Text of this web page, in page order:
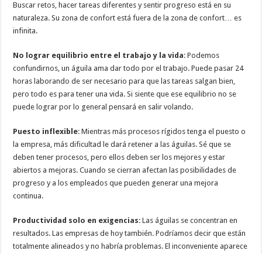
Buscar retos, hacer tareas diferentes y sentir progreso está en su
naturaleza. Su zona de confort está fuera de la zona de confort… es
infinita.
No lograr equilibrio entre el trabajo y la vida: Podemos
confundirnos, un águila ama dar todo por el trabajo. Puede pasar 24
horas laborando de ser necesario para que las tareas salgan bien,
pero todo es para tener una vida. Si siente que ese equilibrio no se
puede lograr por lo general pensará en salir volando.
Puesto inflexible: Mientras más procesos rígidos tenga el puesto o
la empresa, más dificultad le dará retener a las águilas. Sé que se
deben tener procesos, pero ellos deben ser los mejores y estar
abiertos a mejoras. Cuando se cierran afectan las posibilidades de
progreso y a los empleados que pueden generar una mejora
continua.
Productividad solo en exigencias: Las águilas se concentran en
resultados. Las empresas de hoy también. Podríamos decir que están
totalmente alineados y no habría problemas. El inconveniente aparece